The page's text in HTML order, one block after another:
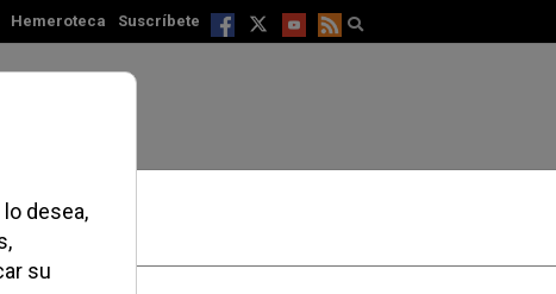
Hemeroteca Suscríbete